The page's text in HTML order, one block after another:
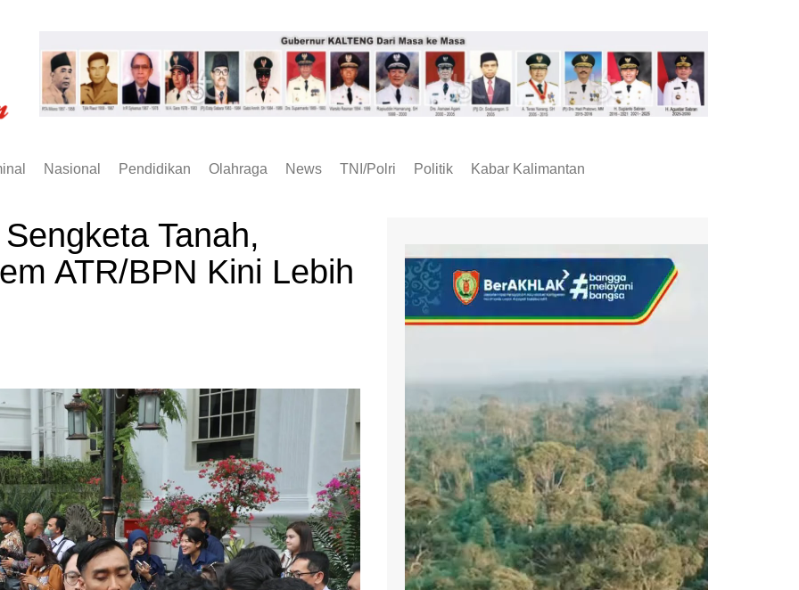
Nasional Pendidikan Olahraga News TNI/Polri Politik Kabar Kalimantan
Tanah,
ATR/BPN Kini Lebih